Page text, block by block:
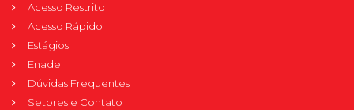
Acesso Restrito
Acesso Rápido
Estágios
Enade
Dúvidas Frequentes
Setores e Contato